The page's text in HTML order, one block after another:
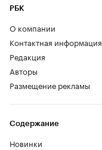
РБК
О компании
Контактная информация
Редакция
Авторы
Размещение рекламы
Содержание
Новинки